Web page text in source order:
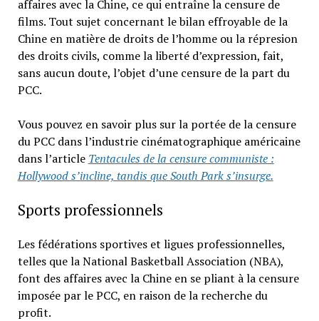
affaires avec la Chine, ce qui entraîne la censure de
films. Tout sujet concernant le bilan effroyable de la
Chine en matière de droits de l’homme ou la répresion
des droits civils, comme la liberté d’expression, fait,
sans aucun doute, l’objet d’une censure de la part du
PCC.
Vous pouvez en savoir plus sur la portée de la censure
du PCC dans l’industrie cinématographique américaine
dans l’article Tentacules de la censure communiste :
Hollywood s’incline, tandis que South Park s’insurge.
Sports professionnels
Les fédérations sportives et ligues professionnelles,
telles que la National Basketball Association (NBA),
font des affaires avec la Chine en se pliant à la censure
imposée par le PCC, en raison de la recherche du
profit.